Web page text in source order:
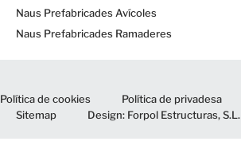
Naus Prefabricades Avícoles
Naus Prefabricades Ramaderes
Política de cookies
Política de privadesa
Sitemap
Design: Forpol Estructuras, S.L.